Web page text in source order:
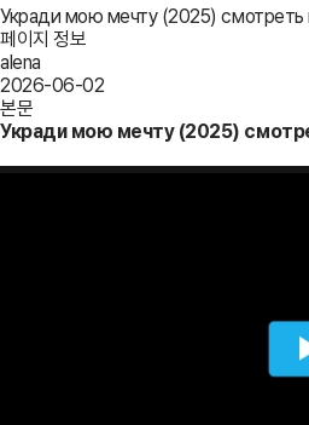
Укради мою мечту (2025) смотреть
페이지 정보
alena
2026-06-02
본문
Укради мою мечту (2025)